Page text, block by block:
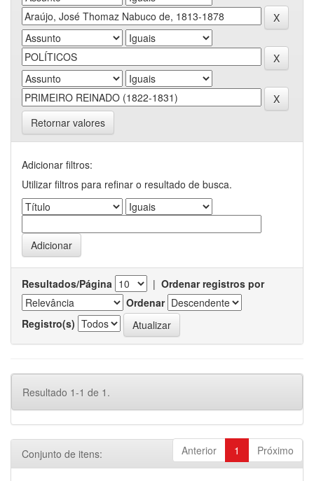
Retornar valores
Adicionar filtros:
Utilizar filtros para refinar o resultado de busca.
Resultados/Página | Ordenar registros por
Ordenar
Registro(s)
Resultado 1-1 de 1.
Anterior 1 Próximo
Conjunto de itens: